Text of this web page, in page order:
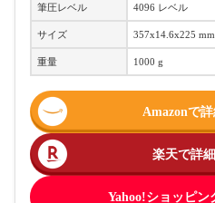
筆圧レベル 4096 レベル
サイズ 357x14.6x225 mm
重量 1000 g
Amazonで
楽天で詳
Yahoo!ショッピン